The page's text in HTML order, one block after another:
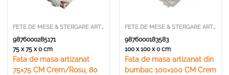
FETE DE MESE & STERGARE ARTIZANALE
9876000285171
75 x 75 x 0 cm
Fata de masa artizanat
75×75 CM Crem/Rosu, 80
FETE DE MESE & STERGARE ARTIZANALE
9876000183583
100 x 100 x 0 cm
Fata de masa artizanat din
bumbac 100×100 CM Crem